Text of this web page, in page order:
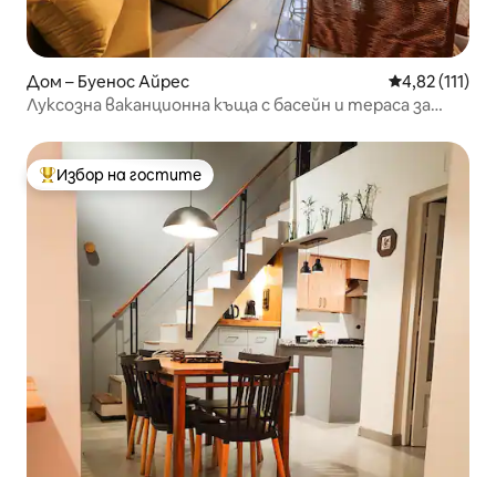
Дом – Буенос Айрес Средна
4,82 (111)
Луксозна ваканционна къща с басейн и тераса за
Най-популярен избор на гостите
Избор на гостите